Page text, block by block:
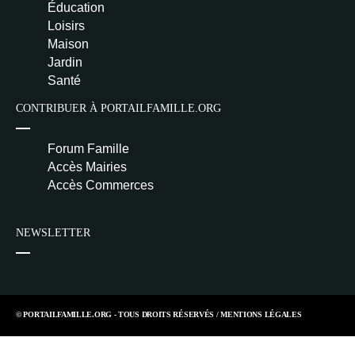
Éducation
Loisirs
Maison
Jardin
Santé
CONTRIBUER À PORTAILFAMILLE.ORG
Forum Famille
Accès Mairies
Accès Commerces
NEWSLETTER
© PORTAILFAMILLE.ORG - TOUS DROITS RÉSERVÉS /MENTIONS LÉGALES